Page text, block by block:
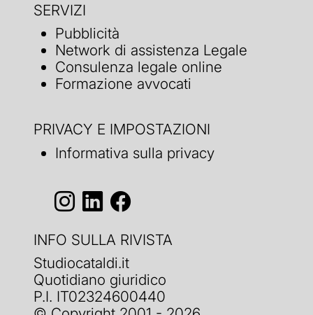
SERVIZI
Pubblicità
Network di assistenza Legale
Consulenza legale online
Formazione avvocati
PRIVACY E IMPOSTAZIONI
Informativa sulla privacy
INFO SULLA RIVISTA
Studiocataldi.it
Quotidiano giuridico
P.I. IT02324600440